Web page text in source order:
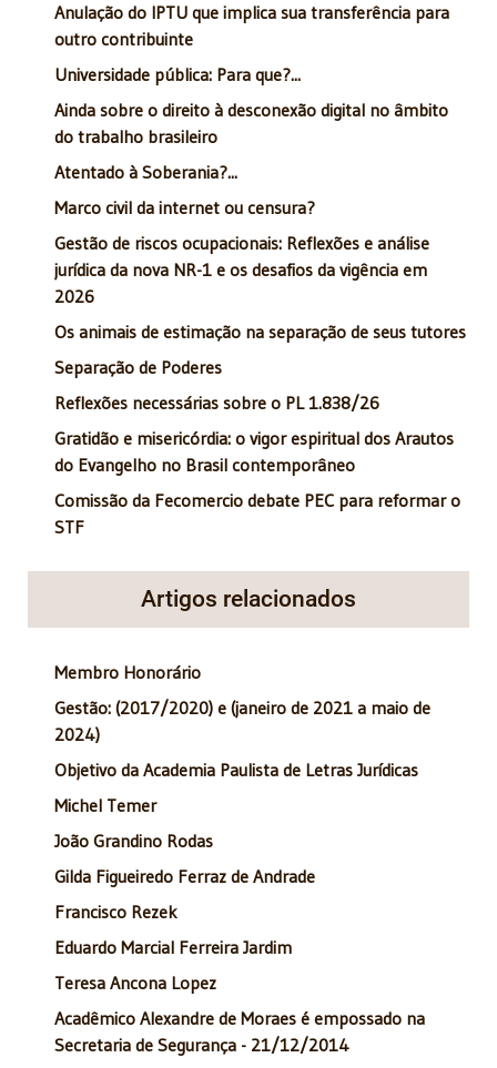
Anulação do IPTU que implica sua transferência para
outro contribuinte
Universidade pública: Para que?...
Ainda sobre o direito à desconexão digital no âmbito
do trabalho brasileiro
Atentado à Soberania?...
Marco civil da internet ou censura?
Gestão de riscos ocupacionais: Reflexões e análise
jurídica da nova NR-1 e os desafios da vigência em
2026
Os animais de estimação na separação de seus tutores
Separação de Poderes
Reflexões necessárias sobre o PL 1.838/26
Gratidão e misericórdia: o vigor espiritual dos Arautos
do Evangelho no Brasil contemporâneo
Comissão da Fecomercio debate PEC para reformar o
STF
Artigos relacionados
Membro Honorário
Gestão: (2017/2020) e (janeiro de 2021 a maio de
2024)
Objetivo da Academia Paulista de Letras Jurídicas
Michel Temer
João Grandino Rodas
Gilda Figueiredo Ferraz de Andrade
Francisco Rezek
Eduardo Marcial Ferreira Jardim
Teresa Ancona Lopez
Acadêmico Alexandre de Moraes é empossado na
Secretaria de Segurança - 21/12/2014